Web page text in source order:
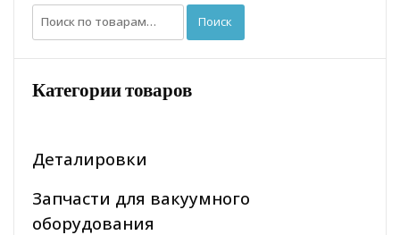
Искать: Поиск
Категории товаров
Деталировки
Запчасти для вакуумного
оборудования